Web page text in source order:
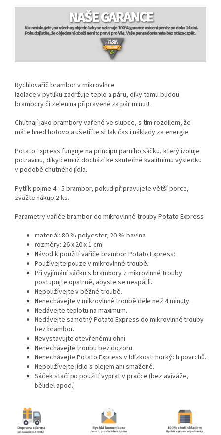
Rychlovařič brambor v mikrovlnce
Izolace v pytlíku zadržuje teplo a páru, díky tomu budou
brambory či zelenina připravené za pár minut!.
Chutnají jako brambory vařené ve slupce, s tím rozdílem, že
máte hned hotovo a ušetříte si tak čas i náklady za energie.
Potato Express funguje na principu parního sáčku, který izoluje
potravinu, díky čemuž dochází ke skutečně kvalitnímu výsledku
v podobě chutného jídla.
Pytlík pojme 4 - 5 brambor, pokud připravujete větší porce,
zvažte nákup 2 ks.
Parametry vařiče brambor do mikrovlnné trouby Potato Express
materiál: 80 % polyester, 20 % bavlna
rozměry: 26 x 20 x 1 cm
Návod k použití vařiče brambor Potato Express:
Používejte pouze v mikrovlnné troubě.
Při vyjímání sáčku s brambory z mikrovlnné trouby
postupujte opatrně, abyste se nespálili.
Nepoužívejte v běžné troubě.
Nenechávejte v mikrovlnné troubě déle než 4 minuty.
Nedávejte teplotu na maximum.
Nedávejte samotný Potato Express do mikrovlnné trouby
bez brambor.
Nevystavujte otevřenému ohni.
Nenechávejte troubu bez dozoru.
Nenechávejte Potato Express v blízkosti horkých povrchů.
Nepoužívejte jídlo s olejem ani smažené.
Sáček stačí po použití vyprat v pračce (bez aviváže,
bělidel apod.)